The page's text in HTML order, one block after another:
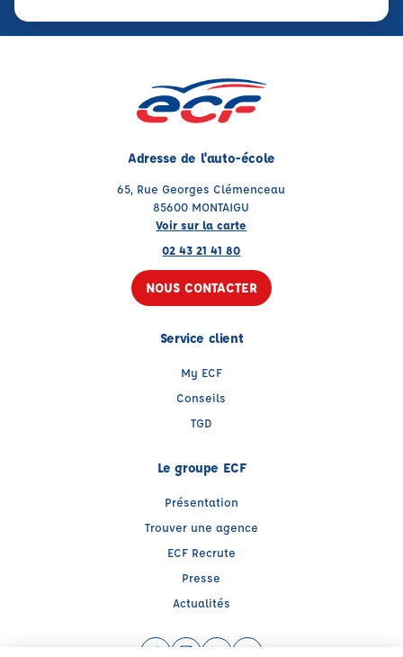
Adresse de l'auto-école
65, Rue Georges Clémenceau
85600 MONTAIGU
Voir sur la carte
02 43 21 41 80
NOUS CONTACTER
Service client
My ECF
Conseils
TGD
Le groupe ECF
Présentation
Trouver une agence
ECF Recrute
Presse
Actualités